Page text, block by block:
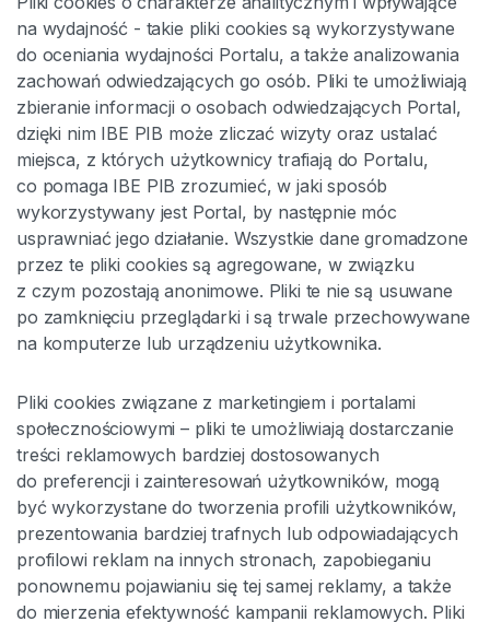
na wydajność - takie pliki cookies są wykorzystywane
do oceniania wydajności Portalu, a także analizowania
zachowań odwiedzających go osób. Pliki te umożliwiają
zbieranie informacji o osobach odwiedzających Portal,
dzięki nim IBE PIB może zliczać wizyty oraz ustalać
miejsca, z których użytkownicy trafiają do Portalu,
co pomaga IBE PIB zrozumieć, w jaki sposób
wykorzystywany jest Portal, by następnie móc
usprawniać jego działanie. Wszystkie dane gromadzone
przez te pliki cookies są agregowane, w związku
z czym pozostają anonimowe. Pliki te nie są usuwane
po zamknięciu przeglądarki i są trwale przechowywane
na komputerze lub urządzeniu użytkownika.
Pliki cookies związane z marketingiem i portalami
społecznościowymi – pliki te umożliwiają dostarczanie
treści reklamowych bardziej dostosowanych
do preferencji i zainteresowań użytkowników, mogą
być wykorzystane do tworzenia profili użytkowników,
prezentowania bardziej trafnych lub odpowiadających
profilowi reklam na innych stronach, zapobieganiu
ponownemu pojawianiu się tej samej reklamy, a także
do mierzenia efektywność kampanii reklamowych. Pliki